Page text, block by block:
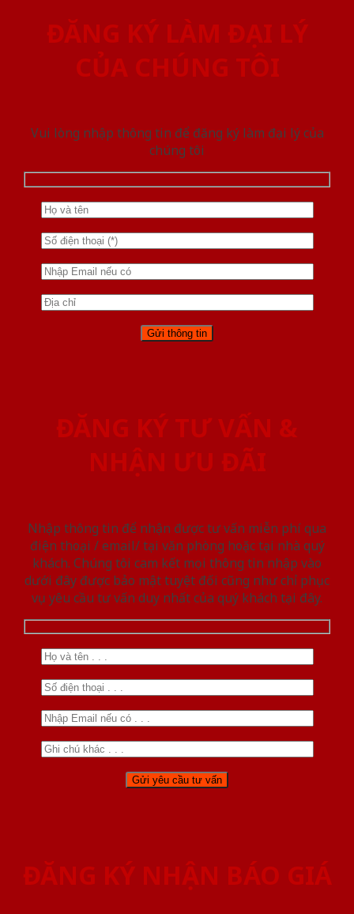
ĐĂNG KÝ LÀM ĐẠI LÝ
CỦA CHÚNG TÔI
Vui lòng nhập thông tin để đăng ký làm đại lý của
chúng tôi
ĐĂNG KÝ TƯ VẤN &
NHẬN ƯU ĐÃI
Nhập thông tin để nhận được tư vấn miễn phí qua
điện thoại / email/ tại văn phòng hoặc tại nhà quý
khách. Chúng tôi cam kết mọi thông tin nhập vào
dưới đây được bảo mật tuyệt đối cũng như chỉ phục
vụ yêu cầu tư vấn duy nhất của quý khách tại đây.
ĐĂNG KÝ NHẬN BÁO GIÁ